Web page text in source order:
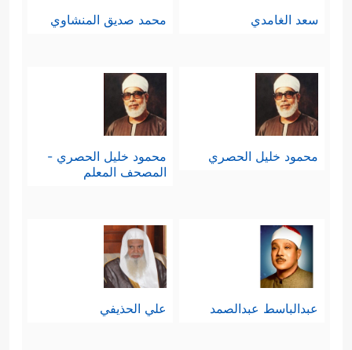
سعد الغامدي محمد صديق المنشاوي
محمود خليل الحصري
محمود خليل الحصري -
المصحف المعلم
عبدالباسط عبدالصمد علي الحذيفي